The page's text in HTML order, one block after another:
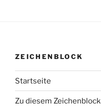
ZEICHENBLOCK
Startseite
Zu diesem Zeichenblock